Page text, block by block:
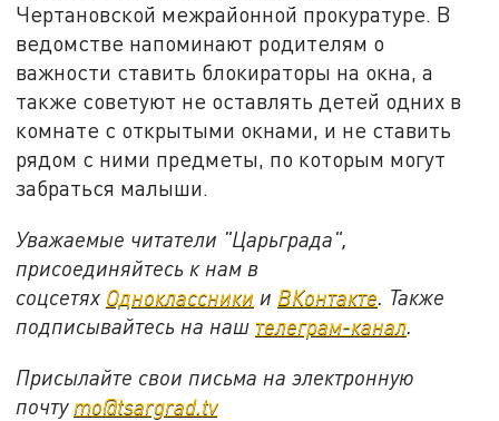
Чертановской межрайонной прокуратуре. В
ведомстве напоминают родителям о
важности ставить блокираторы на окна, а
также советуют не оставлять детей одних в
комнате с открытыми окнами, и не ставить
рядом с ними предметы, по которым могут
забраться малыши.
Уважаемые читатели "Царьграда",
присоединяйтесь к нам в
соцсетях Одноклассники и ВКонтакте. Также
подписывайтесь на наш телеграм-канал.
Присылайте свои письма на электронную
почту mo@tsargrad.tv